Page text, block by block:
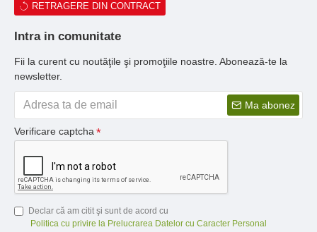
RETRAGERE DIN CONTRACT
Intra in comunitate
Fii la curent cu noutăţile şi promoţiile noastre. Abonează-te la
newsletter.
Ma abonez
Verificare captcha
Declar că am citit şi sunt de acord cu
Politica cu privire la Prelucrarea Datelor cu Caracter Personal